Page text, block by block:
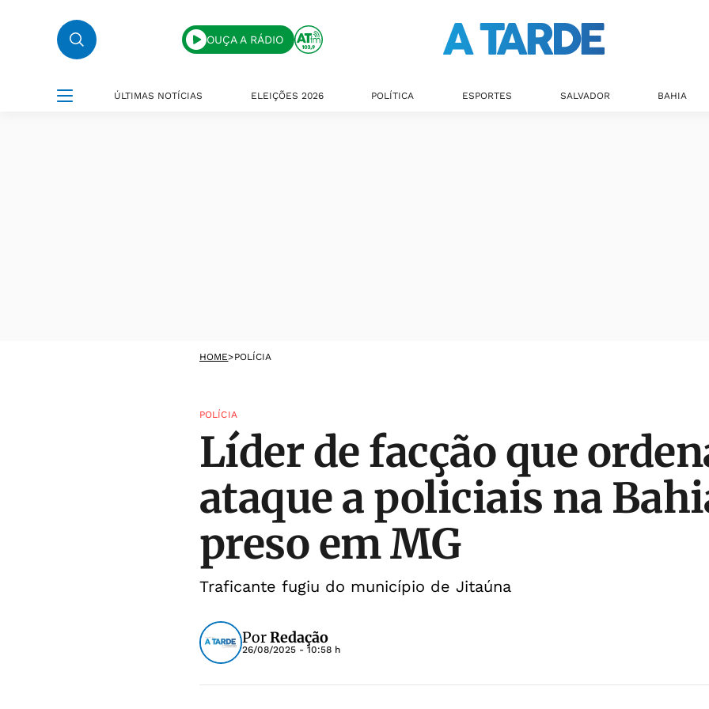
OUÇA A RÁDIO
ÚLTIMAS NOTÍCIAS ELEIÇÕES 2026 POLÍTICA ESPORTES SALVADOR BAHIA
HOME>POLÍCIA
POLÍCIA
Líder de facção que
ataque a policiais na
preso em MG
Traficante fugiu do município de Jitaúna
PorRedação
26/08/2025 - 10:58 h